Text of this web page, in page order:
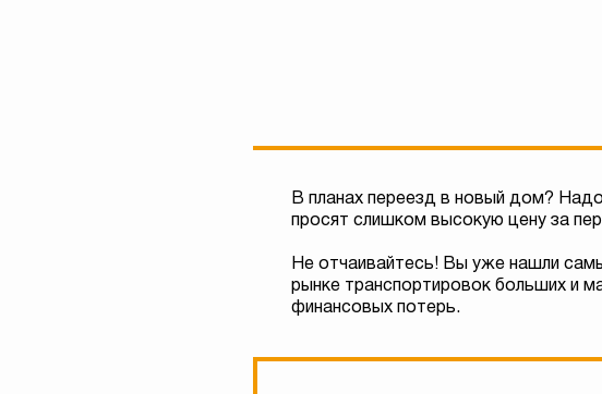
В планах переезд в новый дом?
просят слишком высокую цену за
Не отчаивайтесь! Вы уже нашли
рынке транспортировок больших и
финансовых потерь.